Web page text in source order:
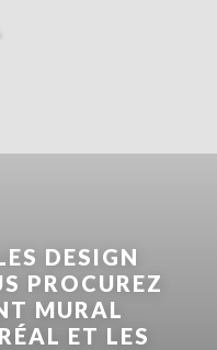
DESIGN
PROCUREZ
MURAL
ET LES